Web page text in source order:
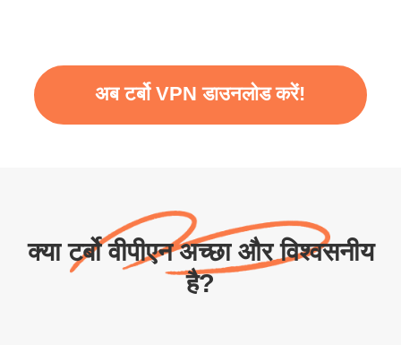
अब टर्बो VPN डाउनलोड करें!
क्या टर्बो वीपीएन अच्छा और विश्वसनीय
है?